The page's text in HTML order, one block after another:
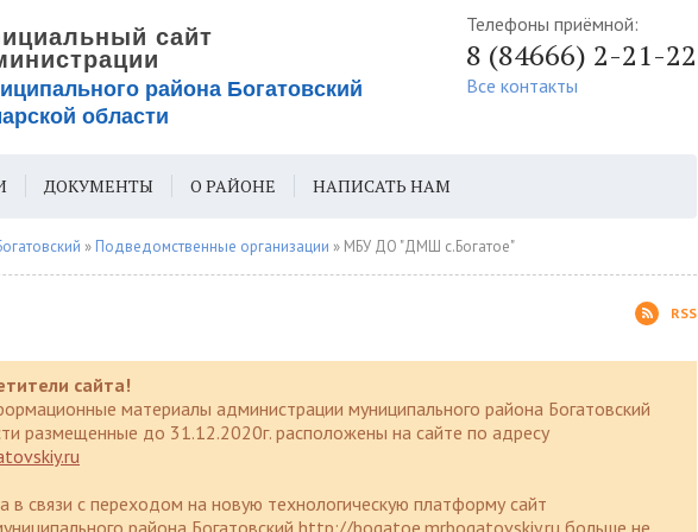
Телефоны приёмной:
8 (84666) 2-21-22
Все контакты
ДОКУМЕНТЫ О РАЙОНЕ НАПИСАТЬ НАМ
ДЛЯ СЛАБОВИДЯЩИХ
» Подведомственные организации » МБУ ДО "ДМШ с.Богатое"
RSS
сайта!
материалы администрации муниципального района Богатовский
размещенные до 31.12.2020г. расположены на сайте по адресу
в связи с переходом на новую технологическую платформу сайт
района Богатовский http://bogatoe.mrbogatovskiy.ru больше не